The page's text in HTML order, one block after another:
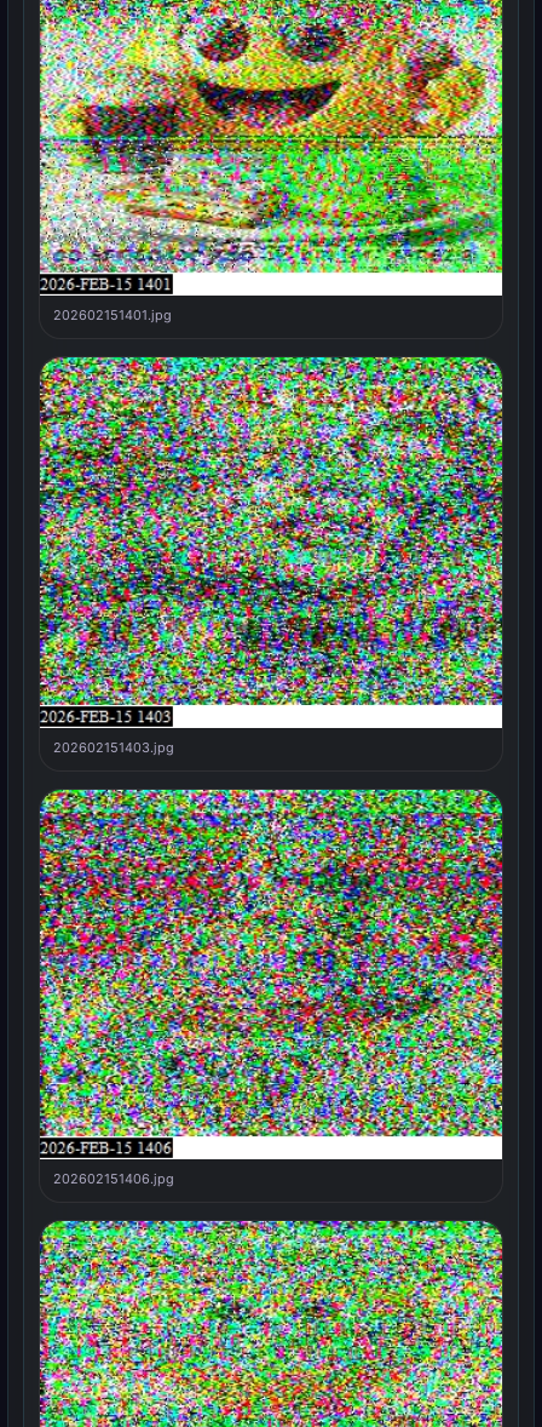
202602151401.jpg
202602151403.jpg
202602151406.jpg